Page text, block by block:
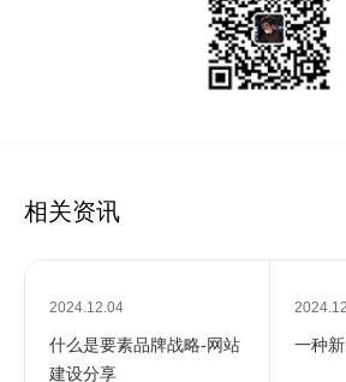
相关资讯
2024.12.04
什么是要素品牌战略-网站
建设分享
一种